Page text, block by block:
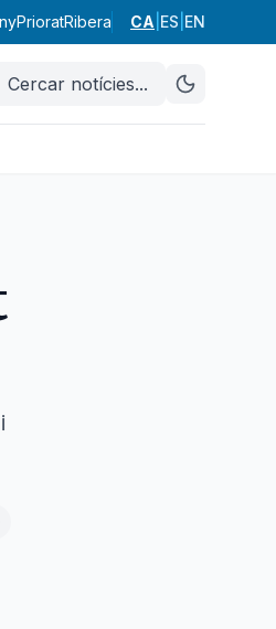
PrioratRibera d'EbreRipollès
CA ES EN
Cercar notícies...